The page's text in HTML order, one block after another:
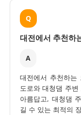
Q
대전에서 추천하
A
대전에서 추천하는
도로와 대청댐 주
아름답고, 대청댐
길 수 있는 최적의